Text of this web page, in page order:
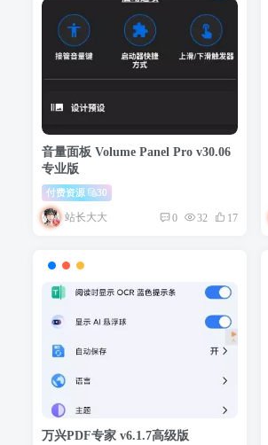
音量面板 Volume Panel Pro v30.06
专业版
付费资源 30
站长大大 0 32 17
万兴PDF专家 v6.1.7高级版